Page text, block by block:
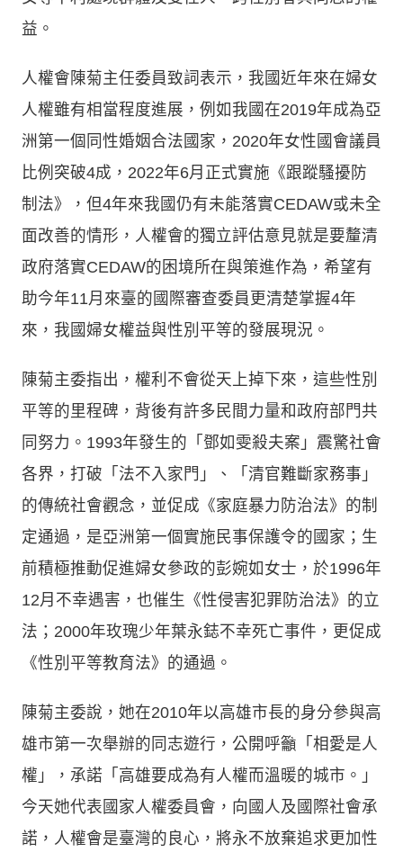
益。
人權會陳菊主任委員致詞表示，我國近年來在婦女
人權雖有相當程度進展，例如我國在2019年成為亞
洲第一個同性婚姻合法國家，2020年女性國會議員
比例突破4成，2022年6月正式實施《跟蹤騷擾防
制法》，但4年來我國仍有未能落實CEDAW或未全
面改善的情形，人權會的獨立評估意見就是要釐清
政府落實CEDAW的困境所在與策進作為，希望有
助今年11月來臺的國際審查委員更清楚掌握4年
來，我國婦女權益與性別平等的發展現況。
陳菊主委指出，權利不會從天上掉下來，這些性別
平等的里程碑，背後有許多民間力量和政府部門共
同努力。1993年發生的「鄧如雯殺夫案」震驚社會
各界，打破「法不入家門」、「清官難斷家務事」
的傳統社會觀念，並促成《家庭暴力防治法》的制
定通過，是亞洲第一個實施民事保護令的國家；生
前積極推動促進婦女參政的彭婉如女士，於1996年
12月不幸遇害，也催生《性侵害犯罪防治法》的立
法；2000年玫瑰少年葉永鋕不幸死亡事件，更促成
《性別平等教育法》的通過。
陳菊主委說，她在2010年以高雄市長的身分參與高
雄市第一次舉辦的同志遊行，公開呼籲「相愛是人
權」，承諾「高雄要成為有人權而溫暖的城市。」
今天她代表國家人權委員會，向國人及國際社會承
諾，人權會是臺灣的良心，將永不放棄追求更加性